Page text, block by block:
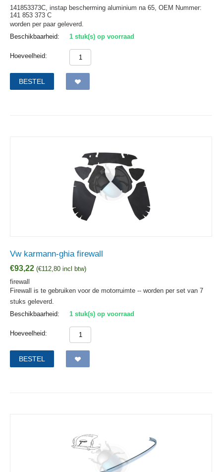
141853373C, instap bescherming aluminium na 65, OEM Nummer:
141 853 373 C
worden per paar geleverd.
Beschikbaarheid:
1 stuk(s) op voorraad
Hoeveelheid:
BESTEL
Vw karmann-ghia firewall
€93,22 (€112,80 incl btw)
firewall
Firewall is te gebruiken voor de motorruimte -- worden per set van 7
stuks geleverd.
Beschikbaarheid:
1 stuk(s) op voorraad
Hoeveelheid:
BESTEL